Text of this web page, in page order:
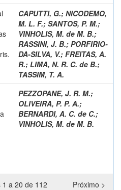
CAPUTTI, G.; NICODEMO,
M. L. F.; SANTOS, P. M.;
VINHOLIS, M. de M. B.;
RASSINI, J. B.; PORFIRIO-
DA-SILVA, V.; FREITAS, A.
R.; LIMA, N. R. C. de B.;
TASSIM, T. A.
PEZZOPANE, J. R. M.;
OLIVEIRA, P. P. A.;
BERNARDI, A. C. de C.;
VINHOLIS, M. de M. B.
a 20 de 112 Próximo >